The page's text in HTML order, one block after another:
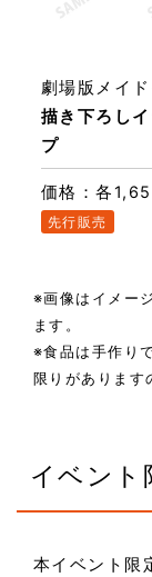
描き下ろし
プ
劇場版メイ
価格：各
先行販売
※画像はイメー
ます。
※食品は手作り
限りがあります
イベント
本イベント限